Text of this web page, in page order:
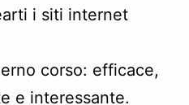
i siti internet
corso: efficace,
e interessante.